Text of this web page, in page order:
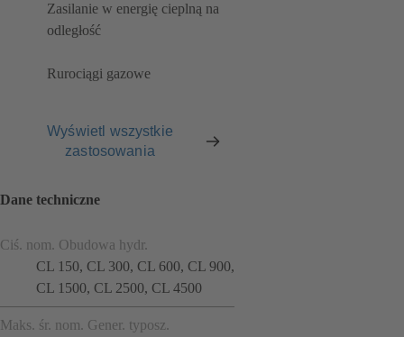
Zasilanie w energię cieplną na
odległość
Rurociągi gazowe
Wyświetl wszystkie
zastosowania
Dane techniczne
Ciś. nom. Obudowa hydr.
CL 150, CL 300, CL 600, CL 900,
CL 1500, CL 2500, CL 4500
Maks. śr. nom. Gener. typosz.